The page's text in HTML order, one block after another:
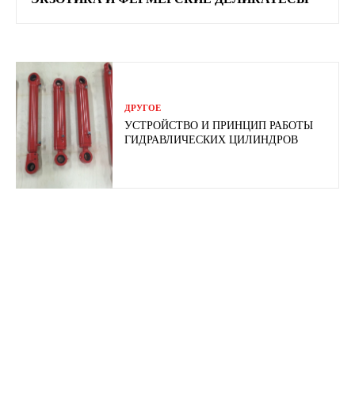
ДРУГОЕ
УСТРОЙСТВО И ПРИНЦИП РАБОТЫ
ГИДРАВЛИЧЕСКИХ ЦИЛИНДРОВ